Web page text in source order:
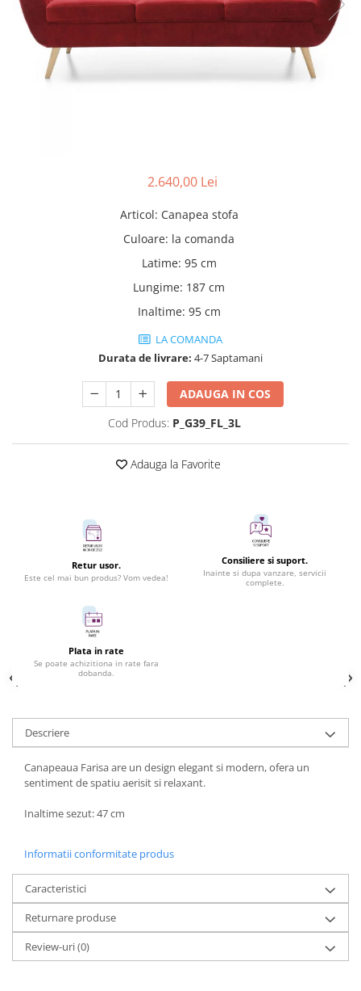
Oferte speciale
Banchete
Sezlong living
2.640,00 Lei
Articol: Canapea stofa
Culoare: la comanda
Latime: 95 cm
Lungime: 187 cm
Inaltime: 95 cm
LA COMANDA
Durata de livrare: 4-7 Saptamani
ADAUGA IN COS
Cod Produs: P_G39_FL_3L
Adauga la Favorite
Retur usor.
Este cel mai bun produs? Vom vedea!
Consiliere si suport.
Inainte si dupa vanzare, servicii
complete.
Plata in rate
Se poate achizitiona in rate fara
dobanda.
Descriere
Canapeaua Farisa are un design elegant si modern, ofera un
sentiment de spatiu aerisit si relaxant.
Inaltime sezut: 47 cm
Informatii conformitate produs
Caracteristici
Returnare produse
Review-uri(0)